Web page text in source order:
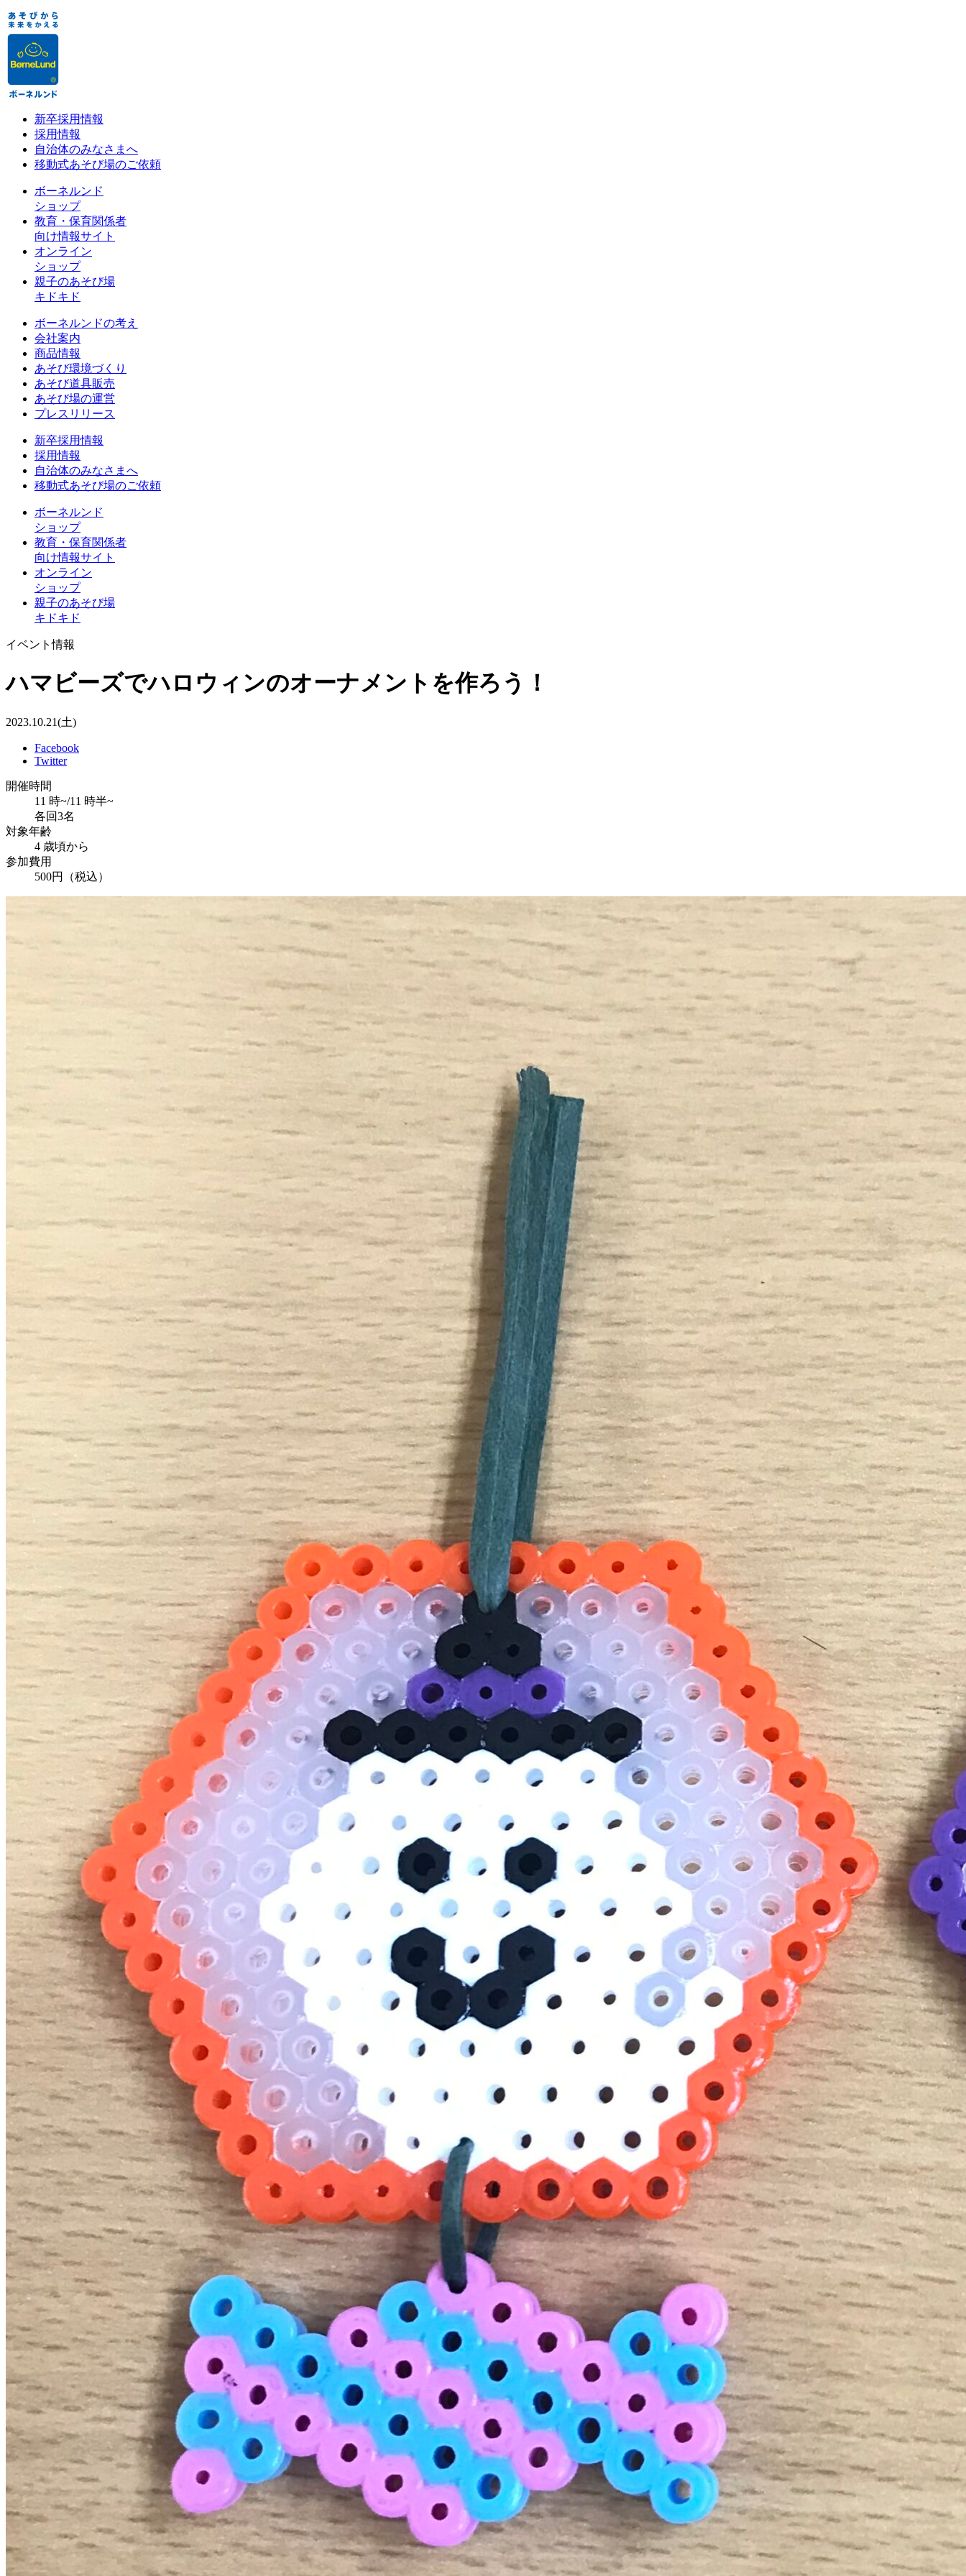
新卒採用情報
採用情報
自治体のみなさまへ
移動式あそび場のご依頼
ボーネルンド
ショップ
教育・保育関係者
向け情報サイト
オンライン
ショップ
親子のあそび場
キドキド
ボーネルンドの考え
会社案内
商品情報
あそび環境づくり
あそび道具販売
あそび場の運営
プレスリリース
新卒採用情報
採用情報
自治体のみなさまへ
移動式あそび場のご依頼
ボーネルンド
ショップ
教育・保育関係者
向け情報サイト
オンライン
ショップ
親子のあそび場
キドキド
イベント情報
ハマビーズでハロウィンのオーナメントを作ろう！
2023.10.21(土)
Facebook
Twitter
開催時間
11 時~/11 時半~
各回3名
対象年齢
4 歳頃から
参加費用
500円（税込）